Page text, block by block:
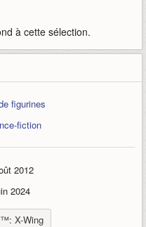
à cette sélection.
figurines
fiction
2012
2024
X-Wing